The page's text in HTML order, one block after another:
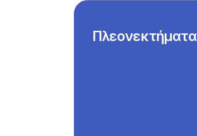
Πλεονεκτήματα